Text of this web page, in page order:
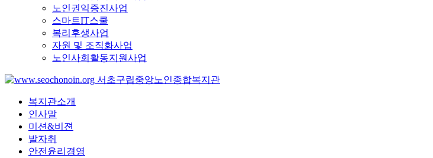
노인권익증진사업
스마트IT스쿨
복리후생사업
자원 및 조직화사업
노인사회활동지원사업
복지관소개
인사말
미션&비젼
발자취
안전윤리경영